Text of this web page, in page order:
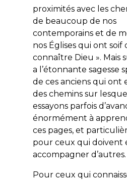
proximités avec les
de beaucoup de nos
contemporains et de
nos Églises qui ont soif
connaître Dieu ». Mais
a l’étonnante sagesse
de ces anciens qui ont
des chemins sur
essayons parfois
énormément à
ces pages, et
pour ceux qui doivent
accompagner d’autres.
Pour ceux qui